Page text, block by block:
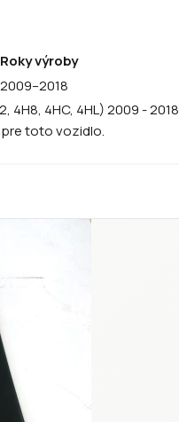
Roky výroby
2009–2018
4H8, 4HC, 4HL) 2009 - 2018
pre toto vozidlo.